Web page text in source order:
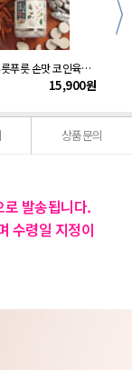
푸릇푸릇 손맛 코인육수1병(148g/4gx37정)
15,900원
상품문의
발송됩니다.
수령일 지정이